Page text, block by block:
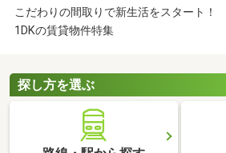
こだわりの間取りで新生活をスタート！
1DKの賃貸物件特集
探し方を選ぶ